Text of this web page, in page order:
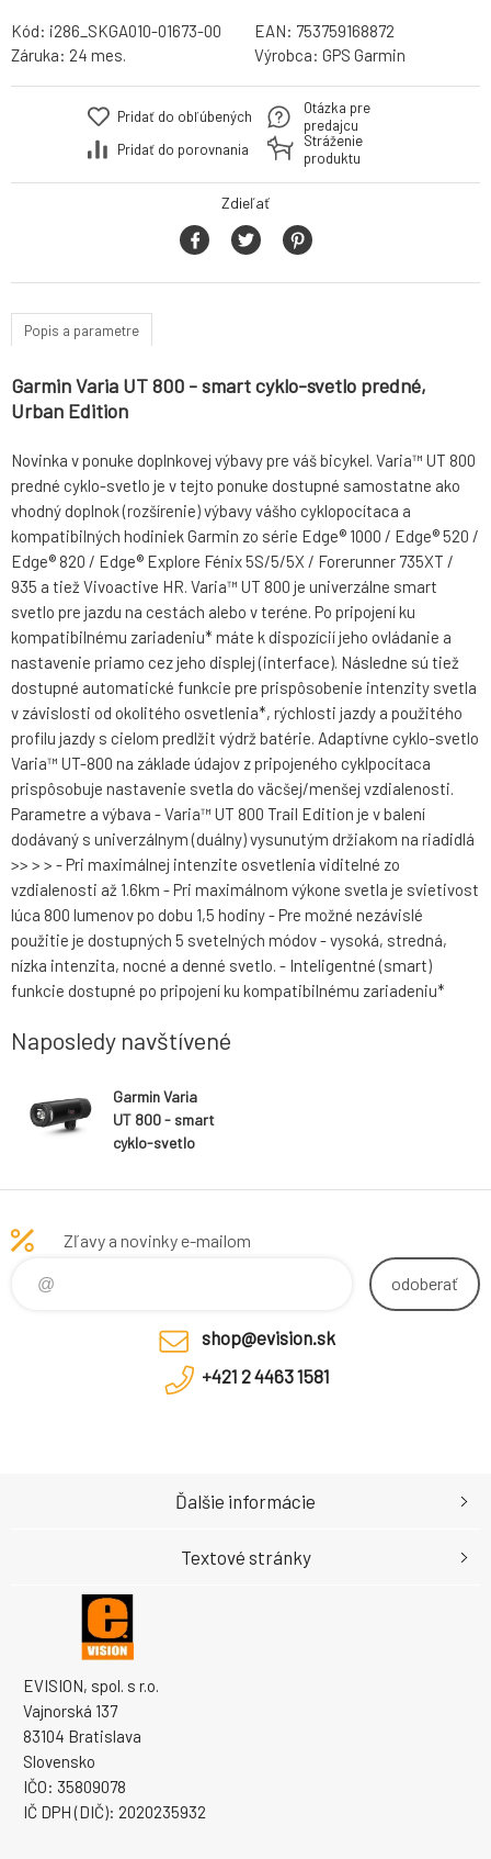
Kód: i286_SKGA010-01673-00 EAN: 753759168872
Záruka: 24 mes. Výrobca: GPS Garmin
Pridať do obľúbených
Pridať do porovnania
Otázka pre
predajcu
Stráženie
produktu
Zdieľať
Popis a parametre
Garmin Varia UT 800 - smart cyklo-svetlo predné,
Urban Edition
Novinka v ponuke doplnkovej výbavy pre váš bicykel. Varia™ UT 800
predné cyklo-svetlo je v tejto ponuke dostupné samostatne ako
vhodný doplnok (rozšírenie) výbavy vášho cyklopocítaca a
kompatibilných hodiniek Garmin zo série Edge® 1000 / Edge® 520 /
Edge® 820 / Edge® Explore Fénix 5S/5/5X / Forerunner 735XT /
935 a tiež Vivoactive HR. Varia™ UT 800 je univerzálne smart
svetlo pre jazdu na cestách alebo v teréne. Po pripojení ku
kompatibilnému zariadeniu* máte k dispozícií jeho ovládanie a
nastavenie priamo cez jeho displej (interface). Následne sú tiež
dostupné automatické funkcie pre prispôsobenie intenzity svetla
v závislosti od okolitého osvetlenia*, rýchlosti jazdy a použitého
profilu jazdy s cielom predlžit výdrž batérie. Adaptívne cyklo-svetlo
Varia™ UT-800 na základe údajov z pripojeného cyklpocítaca
prispôsobuje nastavenie svetla do väcšej/menšej vzdialenosti.
Parametre a výbava - Varia™ UT 800 Trail Edition je v balení
dodávaný s univerzálnym (duálny) vysunutým držiakom na riadidlá
>> > > - Pri maximálnej intenzite osvetlenia viditelné zo
vzdialenosti až 1.6km - Pri maximálnom výkone svetla je svietivost
lúca 800 lumenov po dobu 1,5 hodiny - Pre možné nezávislé
použitie je dostupných 5 svetelných módov - vysoká, stredná,
nízka intenzita, nocné a denné svetlo. - Inteligentné (smart)
funkcie dostupné po pripojení ku kompatibilnému zariadeniu*
Naposledy navštívené
Garmin Varia
UT 800 - smart
cyklo-svetlo
Edition
Zľavy a novinky e-mailom
odoberať
shop@evision.sk
+421 2 4463 1581
EVISION, spol. s r.o.
Vajnorská 137
83104 Bratislava
Slovensko
IČO: 35809078
IČ DPH (DIČ): 2020235932
Ďalšie informácie
Textové stránky